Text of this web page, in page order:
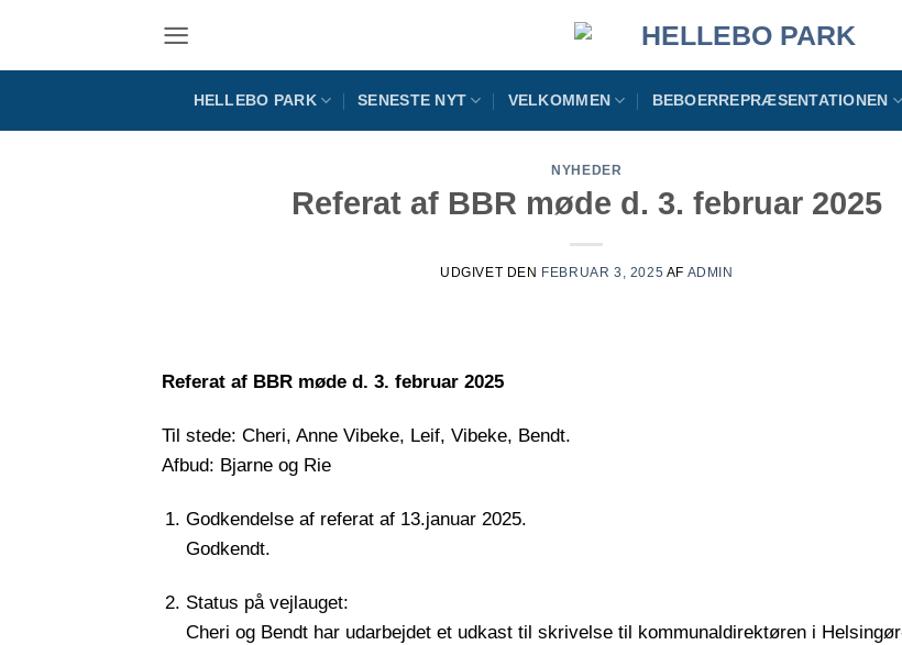
indhold
HELLEBO PARK SENESTE NYT VELKOMMEN BEBOERREPRÆSENTATIONEN
NYHEDER
Referat af BBR møde d. 3. februar 2025
UDGIVET DEN FEBRUAR 3, 2025 AF ADMIN
Referat af BBR møde d. 3. februar 2025
Til stede: Cheri, Anne Vibeke, Leif, Vibeke, Bendt.
Afbud: Bjarne og Rie
Godkendelse af referat af 13.januar 2025.
Godkendt.
Status på vejlauget:
Cheri og Bendt har udarbejdet et udkast til skrivelse til kommunaldirektøren i